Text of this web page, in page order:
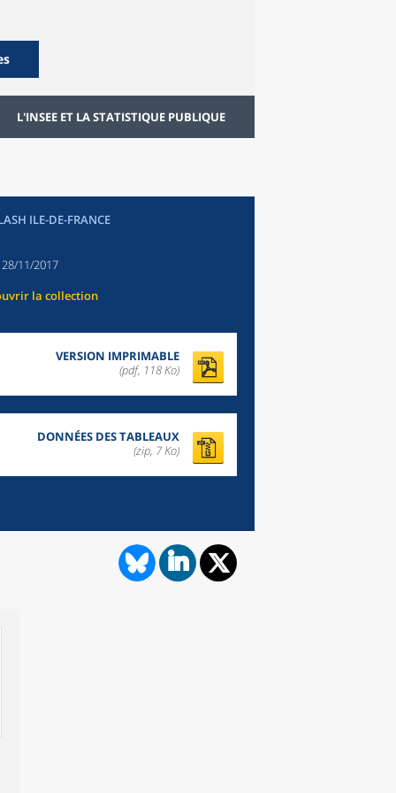
L'INSEE ET LA STATISTIQUE PUBLIQUE
ILE-DE-FRANCE
28/11/2017
la collection
VERSION IMPRIMABLE
(pdf, 118 Ko)
DONNÉES DES TABLEAUX
(zip, 7 Ko)